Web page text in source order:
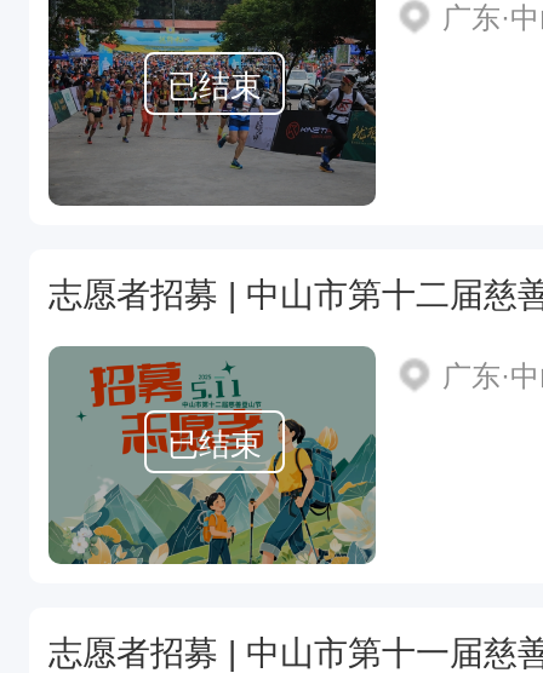
已结束
广东·
志愿者招募 | 中山市第十二届慈
已结束
广东·
志愿者招募 | 中山市第十一届慈